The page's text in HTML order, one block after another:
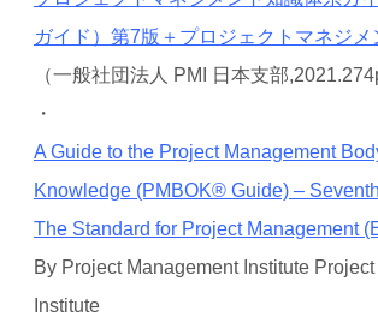
ガイド）第7版＋プロジェクトマネジメ
（一般社団法人 PMI 日本支部
・
A Guide to the Project Management
Knowledge (PMBOK® Guide) –
The Standard for Project Management
By Project Management Institute
Institute